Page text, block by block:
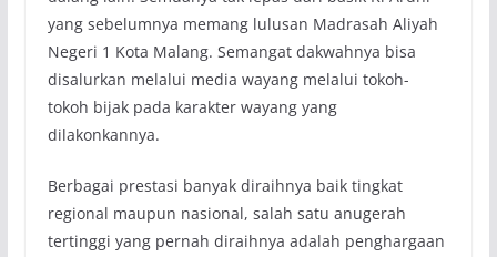
yang sebelumnya memang lulusan Madrasah Aliyah
Negeri 1 Kota Malang. Semangat dakwahnya bisa
disalurkan melalui media wayang melalui tokoh-
tokoh bijak pada karakter wayang yang
dilakonkannya.
Berbagai prestasi banyak diraihnya baik tingkat
regional maupun nasional, salah satu anugerah
tertinggi yang pernah diraihnya adalah penghargaan